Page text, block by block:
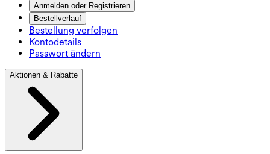
Anmelden oder Registrieren
Bestellverlauf
Bestellung verfolgen
Kontodetails
Passwort ändern
Aktionen & Rabatte